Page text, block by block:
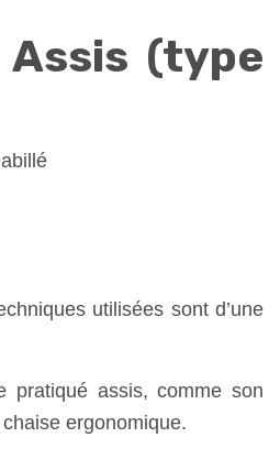
Assis (type
utilisées sont d’une
pratiqué assis, comme son
ergonomique.